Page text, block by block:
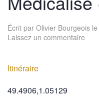
Écrit par Olivier Bourgeois le
Laissez un commentaire
Itinéraire
49.4906,1.05129